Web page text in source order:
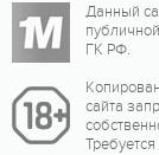
Данный
ГК РФ.
сайта